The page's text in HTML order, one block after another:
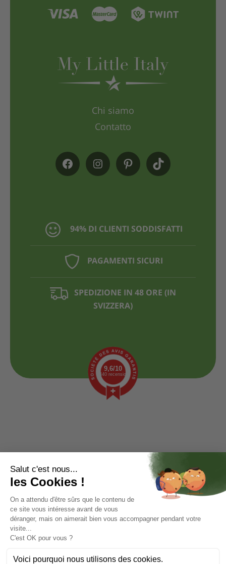
94% DI CLIENTI SODDISFATTI
PAGAMENTI SICURI
SPEDIZIONE IN 48 ORE (IN
SVIZZERA)
Chi siamo
Contatto
9,6/10
1440 recensioni